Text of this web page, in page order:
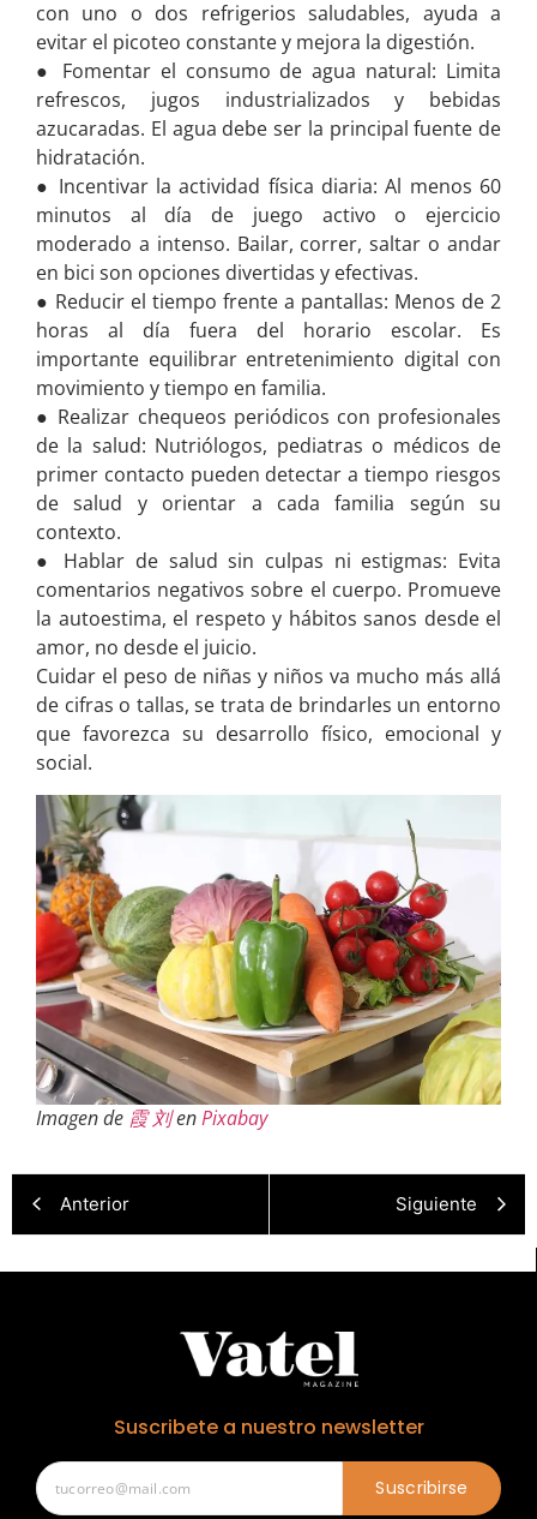
con uno o dos refrigerios saludables, ayuda a
evitar el picoteo constante y mejora la digestión.
● Fomentar el consumo de agua natural: Limita
refrescos, jugos industrializados y bebidas
azucaradas. El agua debe ser la principal fuente de
hidratación.
● Incentivar la actividad física diaria: Al menos 60
minutos al día de juego activo o ejercicio
moderado a intenso. Bailar, correr, saltar o andar
en bici son opciones divertidas y efectivas.
● Reducir el tiempo frente a pantallas: Menos de 2
horas al día fuera del horario escolar. Es
importante equilibrar entretenimiento digital con
movimiento y tiempo en familia.
● Realizar chequeos periódicos con profesionales
de la salud: Nutriólogos, pediatras o médicos de
primer contacto pueden detectar a tiempo riesgos
de salud y orientar a cada familia según su
contexto.
● Hablar de salud sin culpas ni estigmas: Evita
comentarios negativos sobre el cuerpo. Promueve
la autoestima, el respeto y hábitos sanos desde el
amor, no desde el juicio.
Cuidar el peso de niñas y niños va mucho más allá
de cifras o tallas, se trata de brindarles un entorno
que favorezca su desarrollo físico, emocional y
social.
Imagen de 霞 刘enPixabay
Anterior Siguiente
Suscribete a nuestro newsletter
Suscribirse